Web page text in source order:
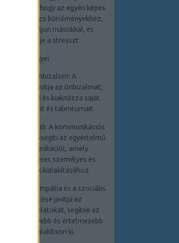
abban, hogy az egyén képes
a változó körülményekhez,
másokkal, és
kezelje a stresszt.
Az előnyei
önbizalom: A
javítja az önbizalmat,
felismeri és kiaknázza saját
erősségeit és talentumait.
kommunikáció: A kommunikációs
elősegíti az egyértelmű
kommunikációt, amely
a sikeres személyes és
kapcsolatok kialakításához.
Az empátia és a szociális
fejlesztése javítja az
kapcsolatokat, segítve az
hogy mélyebb és értelmesebb
alakítson ki.